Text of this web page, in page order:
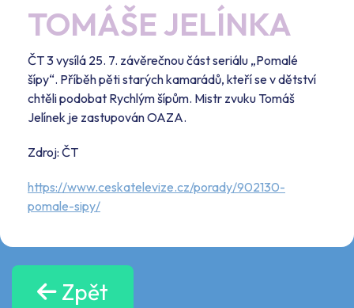
TOMÁŠE JELÍNKA
ČT 3 vysílá 25. 7. závěrečnou část seriálu „Pomalé
šípy“. Příběh pěti starých kamarádů, kteří se v dětství
chtěli podobat Rychlým šípům. Mistr zvuku Tomáš
Jelínek je zastupován OAZA.
Zdroj: ČT
https://www.ceskatelevize.cz/porady/902130-
pomale-sipy/
Zpět